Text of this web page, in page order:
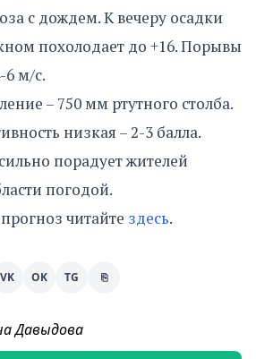
с дождем. К вечеру осадки
похолодает до +16. Порывы
6 м/с.
– 750 мм ртутного столба.
низкая – 2-3 балла.
порадует жителей
погодой.
читайте здесь.
VK OK TG ⎘
Давыдова